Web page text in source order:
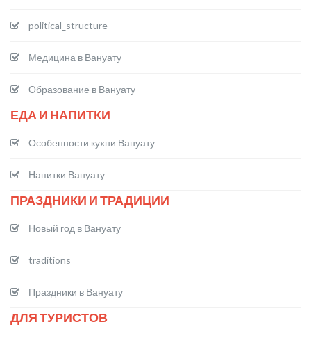
political_structure
Медицина в Вануату
Образование в Вануату
ЕДА И НАПИТКИ
Особенности кухни Вануату
Напитки Вануату
ПРАЗДНИКИ И ТРАДИЦИИ
Новый год в Вануату
traditions
Праздники в Вануату
ДЛЯ ТУРИСТОВ